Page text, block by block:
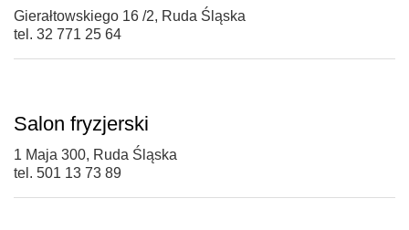
Gierałtowskiego 16 /2, Ruda Śląska
tel. 32 771 25 64
Salon fryzjerski
1 Maja 300, Ruda Śląska
tel. 501 13 73 89